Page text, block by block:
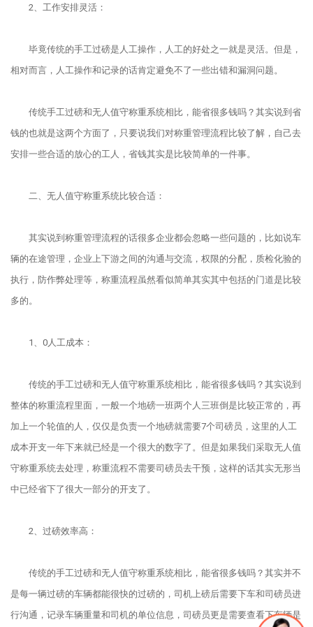
2、工作安排灵活：
毕竟传统的手工过磅是人工操作，人工的好处之一就是灵活。但是，
相对而言，人工操作和记录的话肯定避免不了一些出错和漏洞问题。
传统手工过磅和无人值守称重系统相比，能省很多钱吗？其实说到省
钱的也就是这两个方面了，只要说我们对称重管理流程比较了解，自己去
安排一些合适的放心的工人，省钱其实是比较简单的一件事。
二、无人值守称重系统比较合适：
其实说到称重管理流程的话很多企业都会忽略一些问题的，比如说车
辆的在途管理，企业上下游之间的沟通与交流，权限的分配，质检化验的
执行，防作弊处理等，称重流程虽然看似简单其实其中包括的门道是比较
多的。
1、0人工成本：
传统的手工过磅和无人值守称重系统相比，能省很多钱吗？其实说到
整体的称重流程里面，一般一个地磅一班两个人三班倒是比较正常的，再
加上一个轮值的人，仅仅是负责一个地磅就需要7个司磅员，这里的人工
成本开支一年下来就已经是一个很大的数字了。但是如果我们采取无人值
守称重系统去处理，称重流程不需要司磅员去干预，这样的话其实无形当
中已经省下了很大一部分的开支了。
2、过磅效率高：
传统的手工过磅和无人值守称重系统相比，能省很多钱吗？其实并不
是每一辆过磅的车辆都能很快的过磅的，司机上磅后需要下车和司磅员进
行沟通，记录车辆重量和司机的单位信息，司磅员更是需要查看下车辆是